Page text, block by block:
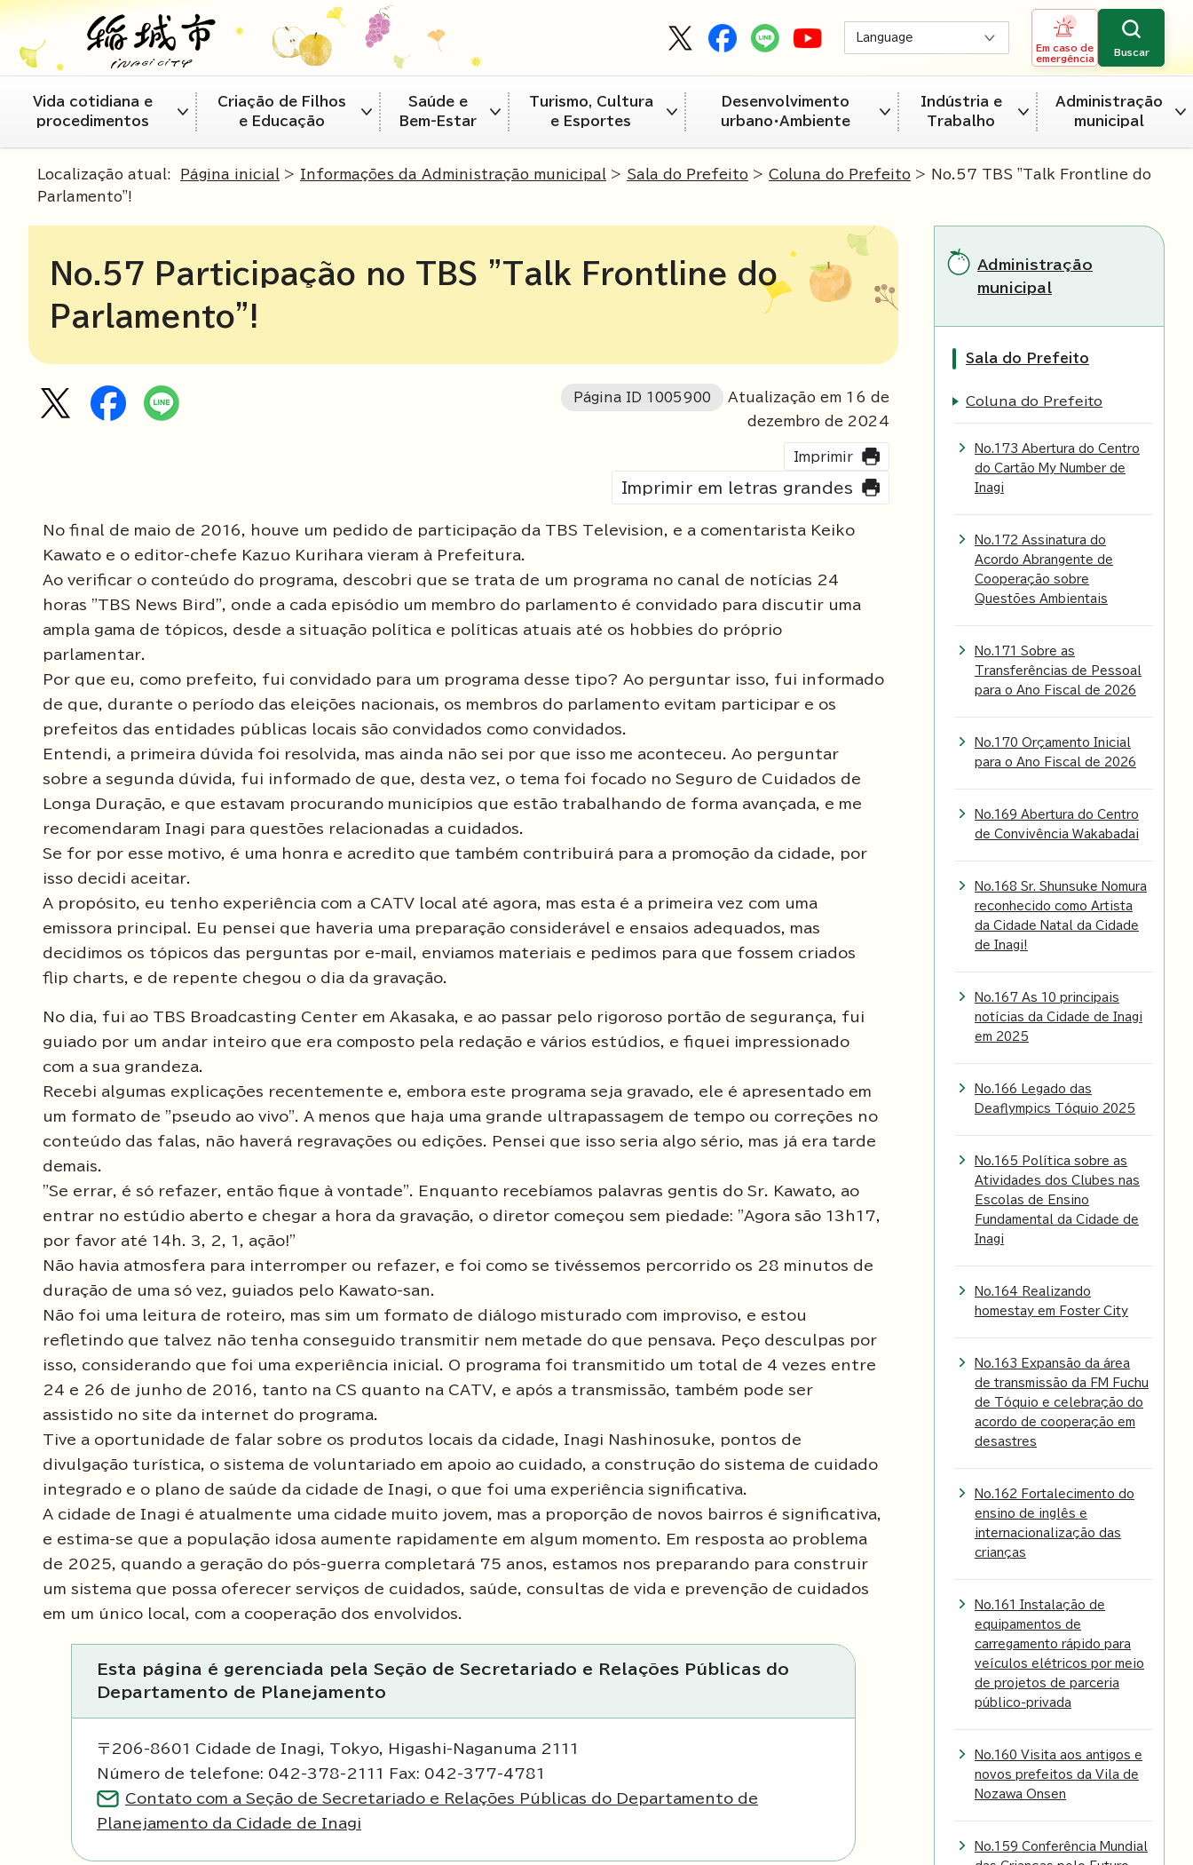
Language
Em caso de
emergência
Buscar
Vida cotidiana e
procedimentos
Criação de Filhos
e Educação
Saúde e
Bem-Estar
Turismo, Cultura
e Esportes
Desenvolvimento
urbano・Ambiente
Indústria e
Trabalho
Administração
municipal
Localização atual: Página inicial > Informações da Administração municipal > Sala do Prefeito > Coluna do Prefeito > No.57 TBS "Talk Frontline do
Parlamento"!
No.57 Participação no TBS "Talk Frontline do
Parlamento"!
Página ID 1005900 Atualização em 16 de
dezembro de 2024
Imprimir
Imprimir em letras grandes
No final de maio de 2016, houve um pedido de participação da TBS Television, e a comentarista Keiko
Kawato e o editor-chefe Kazuo Kurihara vieram à Prefeitura.
Ao verificar o conteúdo do programa, descobri que se trata de um programa no canal de notícias 24
horas "TBS News Bird", onde a cada episódio um membro do parlamento é convidado para discutir uma
ampla gama de tópicos, desde a situação política e políticas atuais até os hobbies do próprio
parlamentar.
Por que eu, como prefeito, fui convidado para um programa desse tipo? Ao perguntar isso, fui informado
de que, durante o período das eleições nacionais, os membros do parlamento evitam participar e os
prefeitos das entidades públicas locais são convidados como convidados.
Entendi, a primeira dúvida foi resolvida, mas ainda não sei por que isso me aconteceu. Ao perguntar
sobre a segunda dúvida, fui informado de que, desta vez, o tema foi focado no Seguro de Cuidados de
Longa Duração, e que estavam procurando municípios que estão trabalhando de forma avançada, e me
recomendaram Inagi para questões relacionadas a cuidados.
Se for por esse motivo, é uma honra e acredito que também contribuirá para a promoção da cidade, por
isso decidi aceitar.
A propósito, eu tenho experiência com a CATV local até agora, mas esta é a primeira vez com uma
emissora principal. Eu pensei que haveria uma preparação considerável e ensaios adequados, mas
decidimos os tópicos das perguntas por e-mail, enviamos materiais e pedimos para que fossem criados
flip charts, e de repente chegou o dia da gravação.
No dia, fui ao TBS Broadcasting Center em Akasaka, e ao passar pelo rigoroso portão de segurança, fui
guiado por um andar inteiro que era composto pela redação e vários estúdios, e fiquei impressionado
com a sua grandeza.
Recebi algumas explicações recentemente e, embora este programa seja gravado, ele é apresentado em
um formato de "pseudo ao vivo". A menos que haja uma grande ultrapassagem de tempo ou correções no
conteúdo das falas, não haverá regravações ou edições. Pensei que isso seria algo sério, mas já era tarde
demais.
"Se errar, é só refazer, então fique à vontade". Enquanto recebíamos palavras gentis do Sr. Kawato, ao
entrar no estúdio aberto e chegar a hora da gravação, o diretor começou sem piedade: "Agora são 13h17,
por favor até 14h. 3, 2, 1, ação!"
Não havia atmosfera para interromper ou refazer, e foi como se tivéssemos percorrido os 28 minutos de
duração de uma só vez, guiados pelo Kawato-san.
Não foi uma leitura de roteiro, mas sim um formato de diálogo misturado com improviso, e estou
refletindo que talvez não tenha conseguido transmitir nem metade do que pensava. Peço desculpas por
isso, considerando que foi uma experiência inicial. O programa foi transmitido um total de 4 vezes entre
24 e 26 de junho de 2016, tanto na CS quanto na CATV, e após a transmissão, também pode ser
assistido no site da internet do programa.
Tive a oportunidade de falar sobre os produtos locais da cidade, Inagi Nashinosuke, pontos de
divulgação turística, o sistema de voluntariado em apoio ao cuidado, a construção do sistema de cuidado
integrado e o plano de saúde da cidade de Inagi, o que foi uma experiência significativa.
A cidade de Inagi é atualmente uma cidade muito jovem, mas a proporção de novos bairros é significativa,
e estima-se que a população idosa aumente rapidamente em algum momento. Em resposta ao problema
de 2025, quando a geração do pós-guerra completará 75 anos, estamos nos preparando para construir
um sistema que possa oferecer serviços de cuidados, saúde, consultas de vida e prevenção de cuidados
em um único local, com a cooperação dos envolvidos.
Esta página é gerenciada pela Seção de Secretariado e Relações Públicas do
Departamento de Planejamento
〒206-8601 Cidade de Inagi, Tokyo, Higashi-Naganuma 2111
Número de telefone: 042-378-2111 Fax: 042-377-4781
Contato com a Seção de Secretariado e Relações Públicas do Departamento de
Planejamento da Cidade de Inagi
Administração
municipal
Sala do Prefeito
Coluna do Prefeito
No.173 Abertura do Centro
do Cartão My Number de
Inagi
No.172 Assinatura do
Acordo Abrangente de
Cooperação sobre
Questões Ambientais
No.171 Sobre as
Transferências de Pessoal
para o Ano Fiscal de 2026
No.170 Orçamento Inicial
para o Ano Fiscal de 2026
No.169 Abertura do Centro
de Convivência Wakabadai
No.168 Sr. Shunsuke Nomura
reconhecido como Artista
da Cidade Natal da Cidade
de Inagi!
No.167 As 10 principais
notícias da Cidade de Inagi
em 2025
No.166 Legado das
Deaflympics Tóquio 2025
No.165 Política sobre as
Atividades dos Clubes nas
Escolas de Ensino
Fundamental da Cidade de
Inagi
No.164 Realizando
homestay em Foster City
No.163 Expansão da área
de transmissão da FM Fuchu
de Tóquio e celebração do
acordo de cooperação em
desastres
No.162 Fortalecimento do
ensino de inglês e
internacionalização das
crianças
No.161 Instalação de
equipamentos de
carregamento rápido para
veículos elétricos por meio
de projetos de parceria
público-privada
No.160 Visita aos antigos e
novos prefeitos da Vila de
Nozawa Onsen
No.159 Conferência Mundial